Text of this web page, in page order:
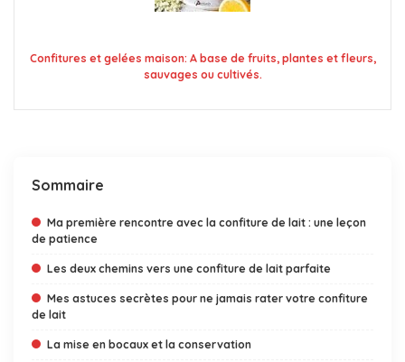
Confitures et gelées maison: A base de fruits, plantes et fleurs,
sauvages ou cultivés.
Sommaire
Ma première rencontre avec la confiture de lait : une leçon
de patience
Les deux chemins vers une confiture de lait parfaite
Mes astuces secrètes pour ne jamais rater votre confiture
de lait
La mise en bocaux et la conservation